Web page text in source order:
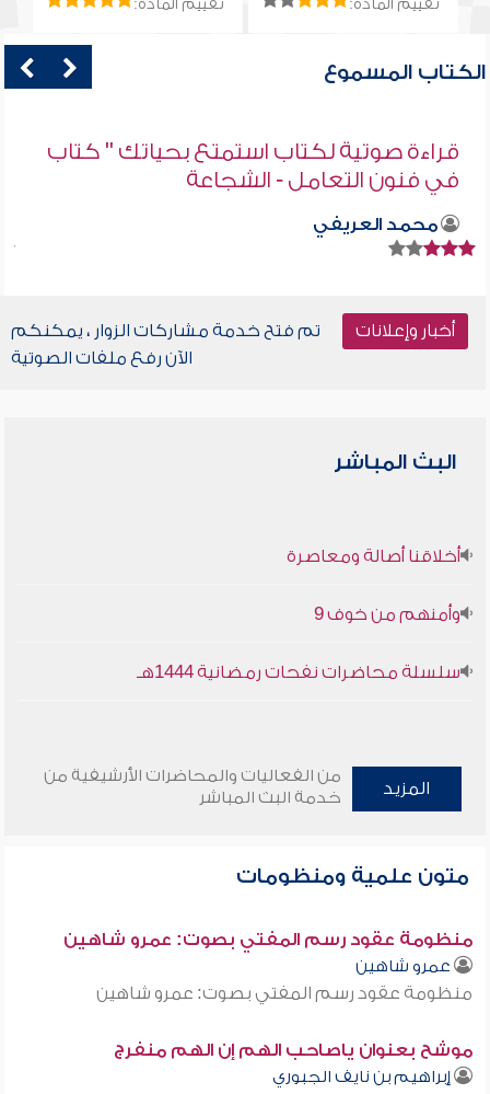
تقييم المادة: تقييم المادة:
الكتاب المسموع
قراءة صوتية لكتاب استمتع بحياتك " كتاب
في فنون التعامل - الشجاعة
محمد العريفي
أخبار وإعلانات
تم فتح خدمة مشاركات الزوار ، يمكنكم
الآن رفع ملفات الصوتية
البث المباشر
أخلاقنا أصالة ومعاصرة
وأمنهم من خوف 9
سلسلة محاضرات نفحات رمضانية 1444هـ
المزيد
من الفعاليات والمحاضرات الأرشيفية من
خدمة البث المباشر
متون علمية ومنظومات
منظومة عقود رسم المفتي بصوت: عمرو شاهين
عمرو شاهين
منظومة عقود رسم المفتي بصوت: عمرو شاهين
موشح بعنوان ياصاحب الهم إن الهم منفرج
إبراهيم بن نايف الجبوري